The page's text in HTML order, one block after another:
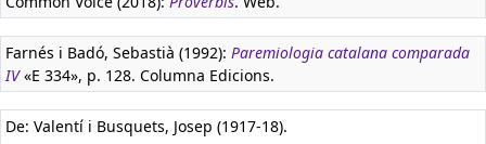
Farnés i Badó, Sebastià (1992): Paremiologia catalana comparada
IV«E 334», p. 128. Columna Edicions.
De: Valentí i Busquets, Josep (1917-18).